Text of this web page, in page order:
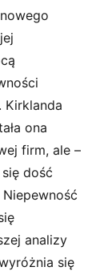
Kirklanda
ona
firm, ale –
dość
analizy
się